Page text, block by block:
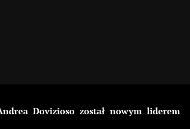
Dovizioso został nowym liderem